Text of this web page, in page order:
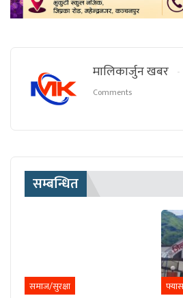
मालिकार्जुन खबर
Comments
सम्बन्धित
समाज/सुरक्षा